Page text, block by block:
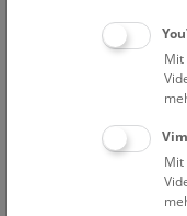
Eine
Mit
Mit